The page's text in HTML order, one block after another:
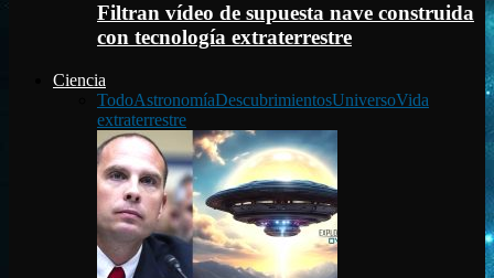
Filtran vídeo de supuesta nave construida
con tecnología extraterrestre
Ciencia
TodoAstronomíaDescubrimientosUniversoVida
extraterrestre